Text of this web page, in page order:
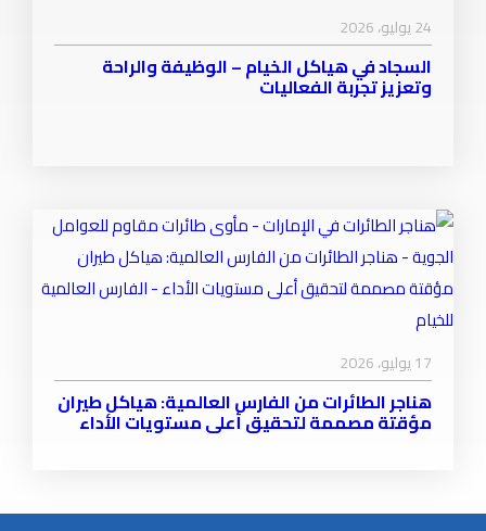
24 يوليو، 2026
السجاد في هياكل الخيام – الوظيفة والراحة
وتعزيز تجربة الفعاليات
17 يوليو، 2026
هناجر الطائرات من الفارس العالمية: هياكل طيران
مؤقتة مصممة لتحقيق أعلى مستويات الأداء